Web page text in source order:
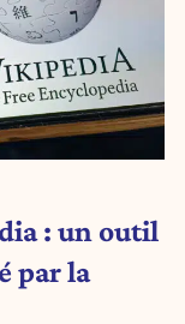
: un outil
par la